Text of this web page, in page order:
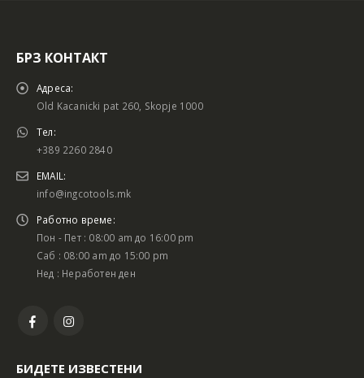
БРЗ КОНТАКТ
Адреса:
Old Kacanicki pat 260, Skopje 1000
Тел:
+389 2260 2840
EMAIL:
info@ingcotools.mk
Работно време:
Пон - Пет : 08:00 am до 16:00 pm
Саб : 08:00 am до 15:00 pm
Нед : Неработен ден
БИДЕТЕ ИЗВЕСТЕНИ